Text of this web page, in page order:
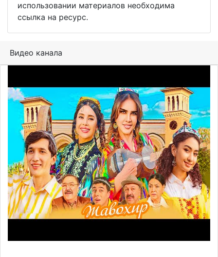
использовании материалов необходима
ссылка на ресурс.
Видео канала